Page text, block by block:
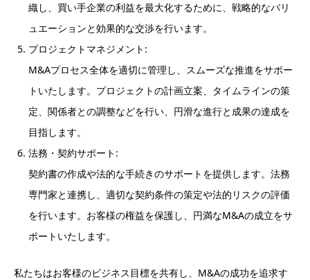
織し、買い手企業の利益を最大化するために、戦略的なバリ
ュエーションと効果的な交渉を行います。
プロジェクトマネジメント:
M&Aプロセス全体を適切に管理し、スムーズな推進をサポー
トいたします。プロジェクトの計画立案、タイムラインの策
定、関係者との調整などを行い、円滑な進行と成果の達成を
目指します。
法務・契約サポート:
契約書の作成や法的な手続きのサポートを提供します。法務
専門家と連携し、適切な契約条件の策定や法的リスクの評価
を行います。お客様の権益を保護し、円満なM&Aの成立をサ
ポートいたします。
私たちはお客様のビジネス目標を共有し、M&Aの成功を追求す